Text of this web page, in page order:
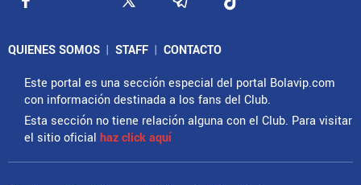
QUIENES SOMOS | STAFF | CONTACTO
Este portal es una sección especial del portal Bolavip.com
con información destinada a los fans del Club.
Esta sección no tiene relación alguna con el Club. Para visitar
el sitio oficial haz click aquí